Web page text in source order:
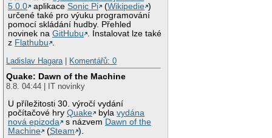
5.0.0
aplikaceSonic Pi (Wikipedie )
určené také pro výuku programování
pomocí skládání hudby. Přehled
novinek naGitHubu . Instalovat lze také
z Flathubu .
Ladislav Hagara | Komentářů: 0
Quake: Dawn of the Machine
8.8. 04:44 | IT novinky
U příležitosti 30. výročí vydání
počítačové hryQuake bylavydána
nová epizoda
s názvem Dawn of the
Machine
(Steam ).